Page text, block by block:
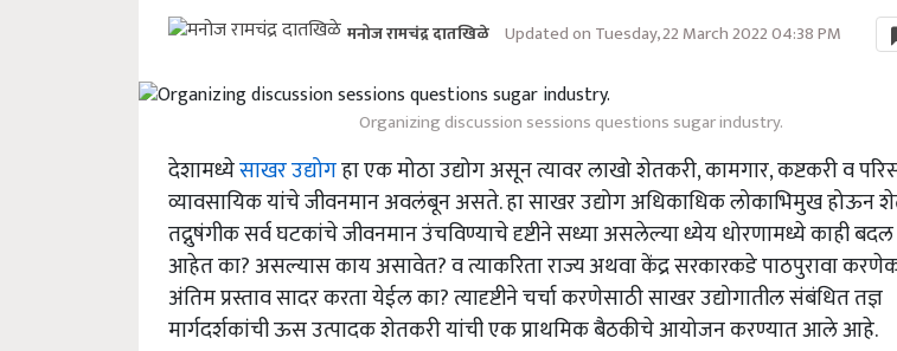
मनोज रामचंद्र दातखिळे Updated on Tuesday, 22 March 2022 04:38 PM
Organizing discussion sessions questions sugar industry.
देशामध्येसाखर उद्योगहा एक मोठा उद्योग असून त्यावर लाखो शेतकरी, कामगार, कष्टकरी व
व्यावसायिक यांचे जीवनमान अवलंबून असते. हा साखर उद्योग अधिकाधिक लोकाभिमुख होऊन
तद्नुषंगीक सर्व घटकांचे जीवनमान उंचविण्याचे दृष्टीने सध्या असलेल्या ध्येय धोरणामध्ये काही
आहेत का? असल्यास काय असावेत? व त्याकरिता राज्य अथवा केंद्र सरकारकडे पाठपुरावा
अंतिम प्रस्ताव सादर करता येईल का? त्यादृष्टीने चर्चा करणेसाठी साखर उद्योगातील संबंधित तज्ञ
मार्गदर्शकांची ऊस उत्पादक शेतकरी यांची एक प्राथमिक बैठकीचे आयोजन करण्यात आले आहे.